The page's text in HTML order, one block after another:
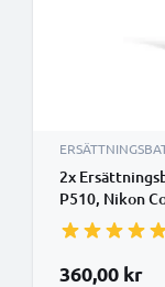
2x
P510, Nikon
Nikon Coolpix
stycken
och lång
360,00 kr